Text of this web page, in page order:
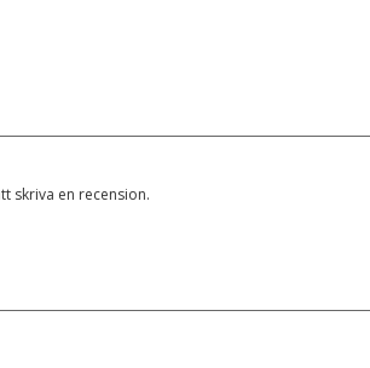
skriva en recension.